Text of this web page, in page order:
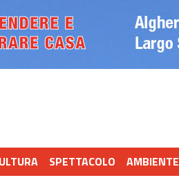
SPETTACOLO AMBIENTE